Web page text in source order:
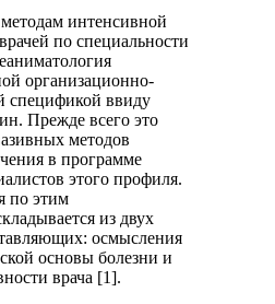
интенсивной
по специальности
организационно-
спецификой ввиду
Прежде всего это
методов
в программе
этого профиля.
по этим
из двух
осмысления
основы болезни и
врача [1].